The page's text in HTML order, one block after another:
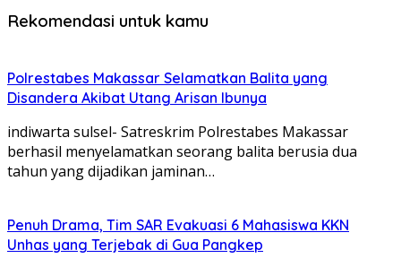
Rekomendasi untuk kamu
Polrestabes Makassar Selamatkan Balita yang
Disandera Akibat Utang Arisan Ibunya
indiwarta sulsel- Satreskrim Polrestabes Makassar
berhasil menyelamatkan seorang balita berusia dua
tahun yang dijadikan jaminan…
Penuh Drama, Tim SAR Evakuasi 6 Mahasiswa KKN
Unhas yang Terjebak di Gua Pangkep